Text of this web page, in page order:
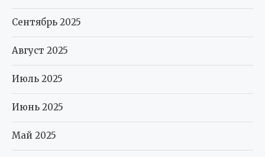
Сентябрь 2025
Август 2025
Июль 2025
Июнь 2025
Май 2025